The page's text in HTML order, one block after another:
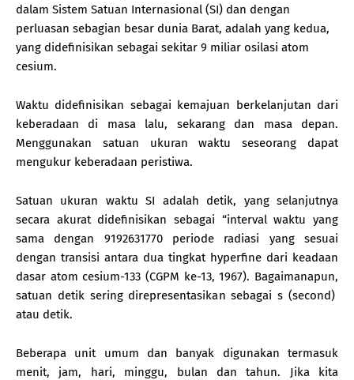
dalam Sistem Satuan Internasional (SI) dan dengan
perluasan sebagian besar dunia Barat, adalah yang kedua,
yang didefinisikan sebagai sekitar 9 miliar osilasi atom
cesium.
Waktu didefinisikan sebagai kemajuan berkelanjutan dari
keberadaan di masa lalu, sekarang dan masa depan.
Menggunakan satuan ukuran waktu seseorang dapat
mengukur keberadaan peristiwa.
Satuan ukuran waktu SI adalah detik, yang selanjutnya
secara akurat didefinisikan sebagai “interval waktu yang
sama dengan 9192631770 periode radiasi yang sesuai
dengan transisi antara dua tingkat hyperfine dari keadaan
dasar atom cesium-133 (CGPM ke-13, 1967). Bagaimanapun,
satuan detik sering direpresentasikan sebagai s (second)
atau detik.
Beberapa unit umum dan banyak digunakan termasuk
menit, jam, hari, minggu, bulan dan tahun. Jika kita